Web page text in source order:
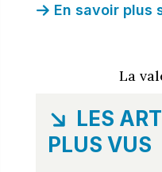
En savoir plus
La
LES
PLUS VUS